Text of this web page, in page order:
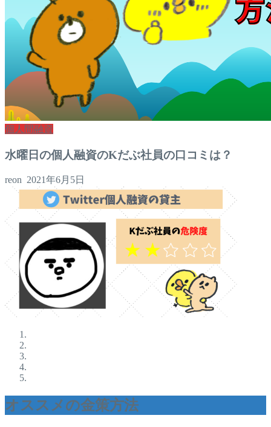
個人間融資
水曜日の個人融資のKだぶ社員の口コミは？
reon 2021年6月5日
オススメの金策方法